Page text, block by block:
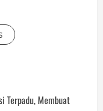
Terpadu, Membuat